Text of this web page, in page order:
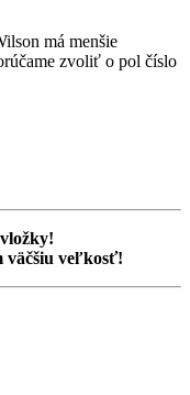
má menšie
zvoliť o pol číslo
väčšiu veľkosť!